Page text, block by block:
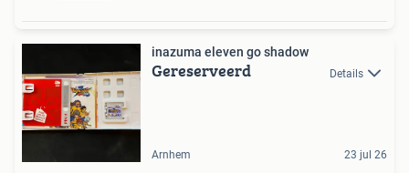
inazuma eleven go shadow
Gereserveerd Details
Arnhem 23 jul 26